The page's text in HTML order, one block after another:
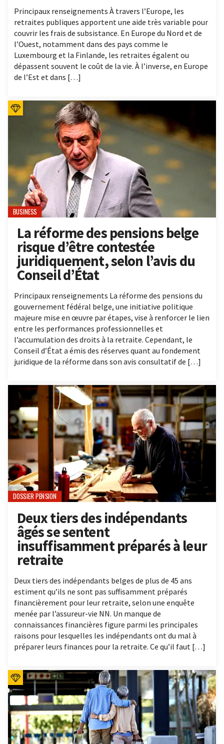
Principaux renseignements À travers l’Europe, les
retraites publiques apportent une aide très variable pour
couvrir les frais de subsistance. En Europe du Nord et de
l’Ouest, notamment dans des pays comme le
Luxembourg et la Finlande, les retraites égalent ou
dépassent souvent le coût de la vie. À l’inverse, en Europe
de l’Est et dans […]
BUSINESS
La réforme des pensions belge
risque d’être contestée
juridiquement, selon l’avis du
Conseil d’État
Principaux renseignements La réforme des pensions du
gouvernement fédéral belge, une initiative politique
majeure mise en œuvre par étapes, vise à renforcer le lien
entre les performances professionnelles et
l’accumulation des droits à la retraite. Cependant, le
Conseil d’État a émis des réserves quant au fondement
juridique de la réforme dans son avis consultatif de […]
DOSSIER PENSION
Deux tiers des indépendants
âgés se sentent
insuffisamment préparés à leur
retraite
Deux tiers des indépendants belges de plus de 45 ans
estiment qu’ils ne sont pas suffisamment préparés
financièrement pour leur retraite, selon une enquête
menée par l’assureur-vie NN. Un manque de
connaissances financières figure parmi les principales
raisons pour lesquelles les indépendants ont du mal à
préparer leurs finances pour la retraite. Ce qu’il faut […]